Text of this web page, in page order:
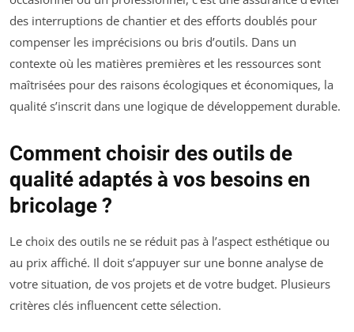
des interruptions de chantier et des efforts doublés pour
compenser les imprécisions ou bris d’outils. Dans un
contexte où les matières premières et les ressources sont
maîtrisées pour des raisons écologiques et économiques, la
qualité s’inscrit dans une logique de développement durable.
Comment choisir des outils de
qualité adaptés à vos besoins en
bricolage ?
Le choix des outils ne se réduit pas à l’aspect esthétique ou
au prix affiché. Il doit s’appuyer sur une bonne analyse de
votre situation, de vos projets et de votre budget. Plusieurs
critères clés influencent cette sélection.